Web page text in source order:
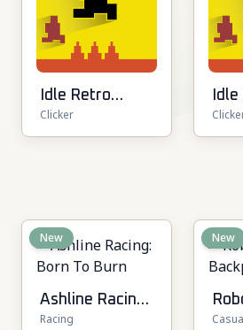
Idle Retro
Arcade
Clicker
New
Ashline Racing:
Born To Burn
Racing
New